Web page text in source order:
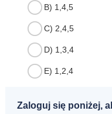
B) 1,4,5
C) 2,4,5
D) 1,3,4
E) 1,2,4
Zaloguj się poniżej,